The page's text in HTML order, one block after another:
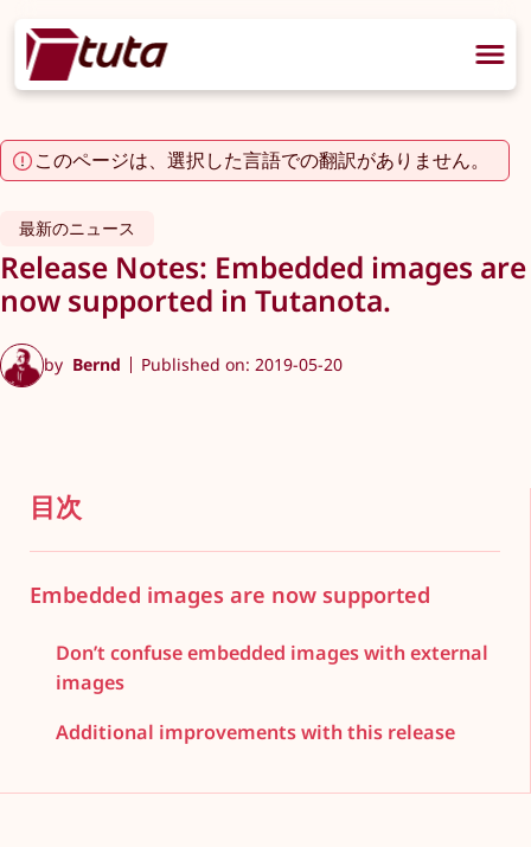
このページは、選択した言語での翻訳がありません。
最新のニュース
Release Notes: Embedded images are
now supported in Tutanota.
by Bernd Published on: 2019-05-20
目次
Embedded images are now supported
Don’t confuse embedded images with external
images
Additional improvements with this release